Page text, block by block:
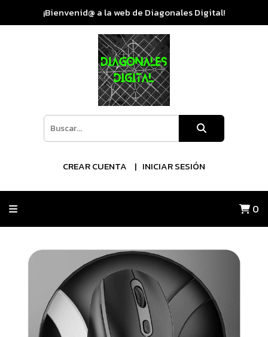
¡Bienvenid@ a la web de Diagonales Digital!
CREAR CUENTA INICIAR SESIÓN
0